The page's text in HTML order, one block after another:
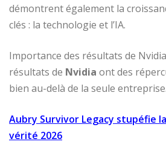
démontrent également la
clés : la technologie et l’IA.
Importance des résultats de
résultats de Nvidia ont des
bien au-delà de la seule
Aubry Survivor Legacy stupéfie
vérité 2026